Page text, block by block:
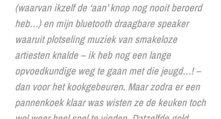
(waarvan ikzelf de ‘aan’ knop nog nooit beroerd
heb…) en mijn bluetooth draagbare speaker
waaruit plotseling muziek van smakeloze
artiesten knalde – ik heb nog een lange
opvoedkundige weg te gaan met die jeugd…! –
dan voor het kookgebeuren. Maar zodra er een
pannenkoek klaar was wisten ze de keuken toch